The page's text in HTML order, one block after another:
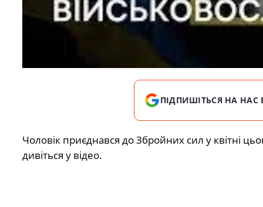
ПІДПИШІТЬСЯ НА НАС В
Чоловік приєднався до Збройних сил у квітні
дивіться у відео.